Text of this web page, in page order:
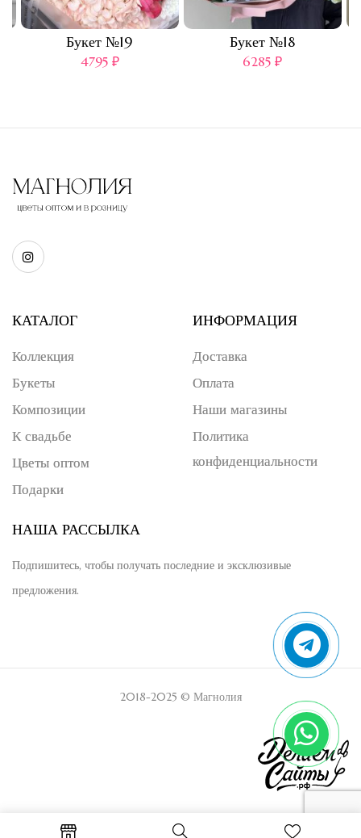
Букет №19
4795 ₽
Букет №18
6285 ₽
КАТАЛОГ
Коллекция
Букеты
Композиции
К свадьбе
Цветы оптом
Подарки
ИНФОРМАЦИЯ
Доставка
Оплата
Наши магазины
Политика
конфиденциальности
НАША РАССЫЛКА
Подпишитесь, чтобы получать последние и эксклюзивые
предложения.
2018-2025 © Магнолия